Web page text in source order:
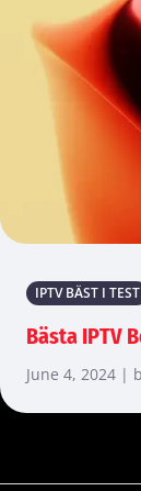
IPTV BÄST I TEST
Bästa IPTV
June 4, 2024 |